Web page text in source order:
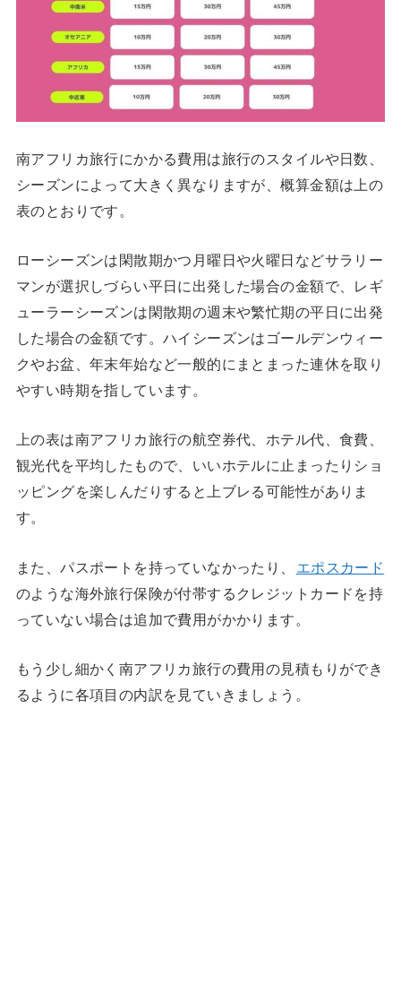
南アフリカ旅行にかかる費用は旅行のスタイルや日数、
シーズンによって大きく異なりますが、概算金額は上の
表のとおりです。
ローシーズンは閑散期かつ月曜日や火曜日などサラリー
マンが選択しづらい平日に出発した場合の金額で、レギ
ューラーシーズンは閑散期の週末や繁忙期の平日に出発
した場合の金額です。ハイシーズンはゴールデンウィー
クやお盆、年末年始など一般的にまとまった連休を取り
やすい時期を指しています。
上の表は南アフリカ旅行の航空券代、ホテル代、食費、
観光代を平均したもので、いいホテルに止まったりショ
ッピングを楽しんだりすると上ブレる可能性がありま
す。
また、パスポートを持っていなかったり、
エポスカード
のような海外旅行保険が付帯するクレジットカードを持
っていない場合は追加で費用がかかります。
もう少し細かく南アフリカ旅行の費用の見積もりができ
るように各項目の内訳を見ていきましょう。